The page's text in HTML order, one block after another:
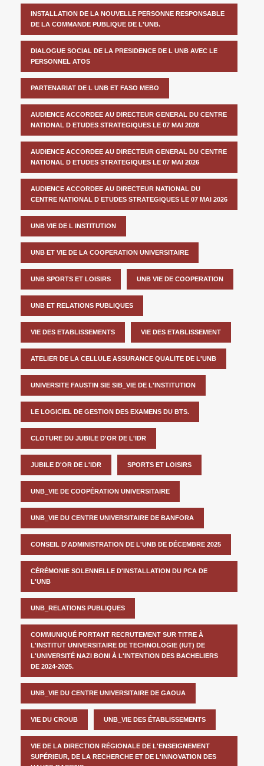
INSTALLATION DE LA NOUVELLE PERSONNE RESPONSABLE
DE LA COMMANDE PUBLIQUE DE L'UNB.
DIALOGUE SOCIAL DE LA PRESIDENCE DE L UNB AVEC LE
PERSONNEL ATOS
PARTENARIAT DE L UNB ET FASO MEBO
AUDIENCE ACCORDEE AU DIRECTEUR GENERAL DU CENTRE
NATIONAL D ETUDES STRATEGIQUES LE 07 MAI 2026
AUDIENCE ACCORDEE AU DIRECTEUR GENERAL DU CENTRE
NATIONAL D ETUDES STRATEGIQUES LE 07 MAI 2026
AUDIENCE ACCORDEE AU DIRECTEUR NATIONAL DU
CENTRE NATIONAL D ETUDES STRATEGIQUES LE 07 MAI 2026
UNB VIE DE L INSTITUTION
UNB ET VIE DE LA COOPERATION UNIVERSITAIRE
UNB SPORTS ET LOISIRS UNB VIE DE COOPERATION
UNB ET RELATIONS PUBLIQUES
VIE DES ETABLISSEMENTS VIE DES ETABLISSEMENT
ATELIER DE LA CELLULE ASSURANCE QUALITE DE L'UNB
UNIVERSITE FAUSTIN SIE SIB_VIE DE L'INSTITUTION
LE LOGICIEL DE GESTION DES EXAMENS DU BTS.
CLOTURE DU JUBILE D'OR DE L'IDR
JUBILE D'OR DE L'IDR SPORTS ET LOISIRS
UNB_VIE DE COOPÉRATION UNIVERSITAIRE
UNB_VIE DU CENTRE UNIVERSITAIRE DE BANFORA
CONSEIL D'ADMINISTRATION DE L'UNB DE DÉCEMBRE 2025
CÉRÉMONIE SOLENNELLE D'INSTALLATION DU PCA DE
L'UNB
UNB_RELATIONS PUBLIQUES
COMMUNIQUÉ PORTANT RECRUTEMENT SUR TITRE À
L'INSTITUT UNIVERSITAIRE DE TECHNOLOGIE (IUT) DE
L'UNIVERSITÉ NAZI BONI À L'INTENTION DES BACHELIERS
DE 2024-2025.
UNB_VIE DU CENTRE UNIVERSITAIRE DE GAOUA
VIE DU CROUB UNB_VIE DES ÉTABLISSEMENTS
VIE DE LA DIRECTION RÉGIONALE DE L'ENSEIGNEMENT
SUPÉRIEUR, DE LA RECHERCHE ET DE L'INNOVATION DES